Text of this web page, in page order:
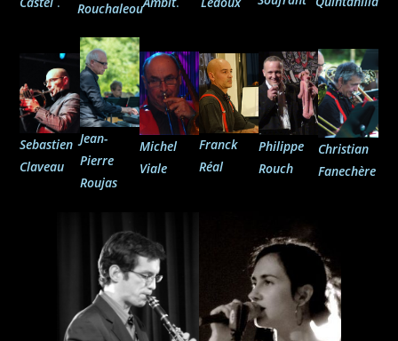
Rouchaleou
Sebastien
Claveau
Jean-
Pierre
Roujas
Michel
Viale
Franck
Réal
Philippe
Rouch
Christian
Fanechère